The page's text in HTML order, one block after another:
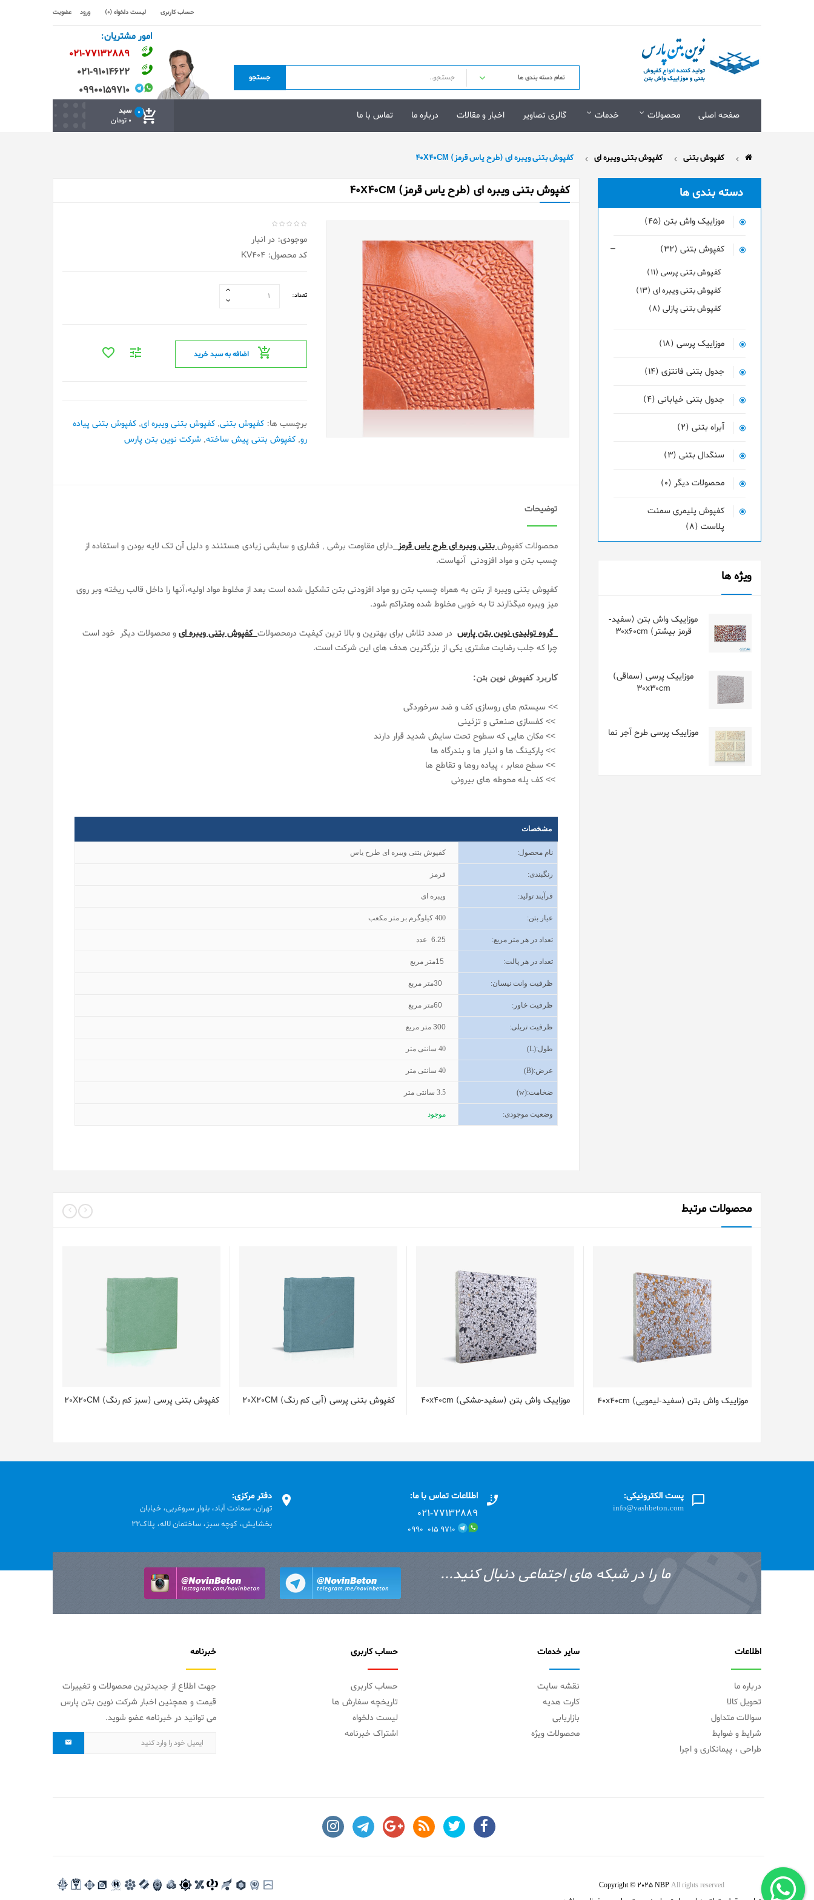
حساب کاربری لیست دلخواه (0) ورود عضویت
جستجو
امور مشتریان:
۰۲۱-۷۷۱٣۲۸۸۹
۰۲۱-۹۱۰۱۴۶۲۲
۰۹۹۰۰۱۵۹۷۱۰
صفحه اصلی محصولات خدمات گالری تصاویر اخبار و مقالات درباره ما تماس با ما سبد 0
0 تومان
کفپوش بتنی کفپوش بتنی ویبره ای کفپوش بتنی ویبره ای (طرح یاس قرمز) 40X40CM
دسته بندی ها
موزاییک واش بتن (45)
کفپوش بتنی (32)
کفپوش بتنی پرسی (11)
کفپوش بتنی ویبره ای (13)
کفپوش بتنی پازلی (8)
موزاییک پرسی (18)
جدول بتنی فانتزی (14)
جدول بتنی خیابانی (4)
آبراه بتنی (2)
سنگدال بتنی (3)
محصولات دیگر (0)
کفپوش پلیمری سمنت
پلاست (8)
ویژه ها
موزاییک واش بتن (سفید-
قرمز بیشتر) 30x60cm
موزاییک پرسی (سماقی)
30x30cm
موزاییک پرسی طرح آجر نما
کفپوش بتنی ویبره ای (طرح یاس قرمز) 40X40CM
موجودی: در انبار
کد محصول: KV404
تعداد:
اضافه به سبد خرید
برچسب ها: کفپوش بتنی, کفپوش بتنی ویبره ای, کفپوش بتنی پیاده
رو, کفپوش بتنی پیش ساخته, شرکت نوین بتن پارس
توضیحات
محصولات کفپوشبتنی ویبره ای طرح یاس قرمز دارای مقاومت برشی , فشاری و سایشی زیادی هستنند و دلیل آن تک لایه بودن و استفاده از
چسب بتن و مواد افزودنی آنهاست.
کفپوش بتنیویبرهاز بتن به همراه چسب بتن رو مواد افزودنی بتن تشکیل شده است بعد از مخلوط مواد اولیه،آنها را داخل قالب ریخته وبر روی
میز ویبره میگذارند تا به خوبی مخلوط شده ومتراکم شود.
گروه تولیدی نوین بتن پارس در صدد تلاش برای بهترین و بالا ترین کیفیت درمحصولاتکفپوش بتنی ویبره ایو محصولات دیگر خود است
چرا که جلب رضایت مشتری یکی از بزرگترین هدف های این شرکت است.
کاربرد کفپوش نوین بتن:
>> سیستم های روسازی کف و ضد سرخوردگی
>> کفسازی صنعتی و تزئینی
>> مکان هایی که سطوح تحت سایش شدید قرار دارند
>> پارکینگ ها و انبار ها و بندرگاه ها
>> سطح معابر ، پیاده روها و تقاطع ها
>> کف پله محوطه های بیرونی
مشخصات
نام محصول: کفپوش بتنی ویبره ای طرح یاس
رنگبندی: قرمز
فرآیند تولید: ویبره ای
عیار بتن:
400 کیلوگرم بر متر مکعب
تعداد در هر متر مربع: 6.25 عدد
تعداد در هر پالت: 15متر مربع
ظرفیت وانت نیسان:
30متر مربع
ظرفیت خاور :
60متر مربع
ظرفیت تریلی:
300 متر مربع
طول(L):
40 سانتی متر
عرض(B):
40 سانتی متر
ضخامت(w):
3.5 سانتی متر
وضعیت موجودی: موجود
محصولات مرتبط
موزایيک واش بتن (سفید-لیمویی) 40x40cm موزایيک واش بتن (سفید-مشکی) 40x40cm کفپوش بتنی پرسی (آبی کم رنگ) 20X20CM کفپوش بتنی پرسی (سبز کم رنگ) 20X20CM
پست الکترونیکی:
info@vashbeton.com
اطلاعات تماس با ما:
۰۲۱-۷۷۱٣۲۸۸۹
۹۷۱۰ ۰۱۵ ۰۹۹۰
دفتر مرکزی:
تهران، سعادت آباد، بلوار سروغربی، خیابان
بخشایش، کوچه سبز، ساختمان لاله، پلاک22
ما را در شبکه های اجتماعی دنبال کنید...
اطلاعات
درباره ما
تحویل کالا
سوالات متداول
شرایط و ضوابط
طراحی ، پیمانکاری و اجرا
سایر خدمات
نقشه سایت
کارت هدیه
بازاریابی
محصولات ویژه
حساب کاربری
حساب کاربری
تاریخچه سفارش ها
لیست دلخواه
اشتراک خبرنامه
خبرنامه
جهت اطلاع از جدیدترین محصولات و تغییرات
قیمت و همچنین اخبار شرکت نوین بتن پارس
می توانید در خبرنامه عضو شوید.
Copyright © 2025 NBPAll rights reserved